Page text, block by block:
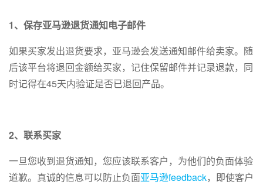
1、保存亚马逊退货通知电子邮件
如果买家发出退货要求，亚马逊会发送通知邮件给卖家。随
后该平台将退回金额给买家，记住保留邮件并记录退款，同
时记得在45天内验证是否已退回产品。
2、联系买家
一旦您收到退货通知，您应该联系客户，为他们的负面体验
道歉。真诚的信息可以防止负面亚马逊feedback，即使客户